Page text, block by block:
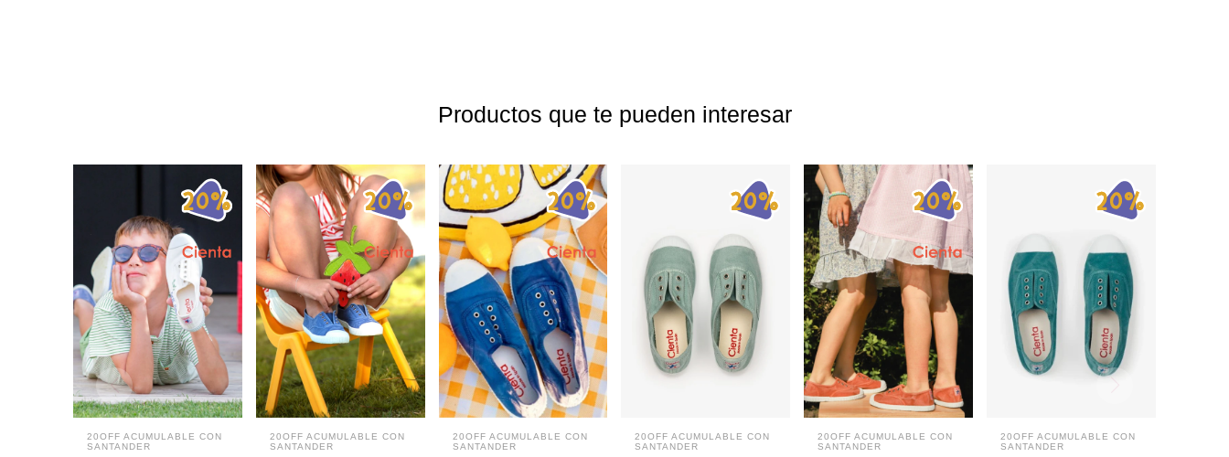
Productos que te pueden interesar
20OFF ACUMULABLE CON
SANTANDER
20OFF ACUMULABLE CON
SANTANDER
20OFF ACUMULABLE CON
SANTANDER
20OFF ACUMULABLE CON
SANTANDER
20OFF ACUMULABLE CON
SANTANDER
20OFF ACUMULABLE CON
SANTANDER